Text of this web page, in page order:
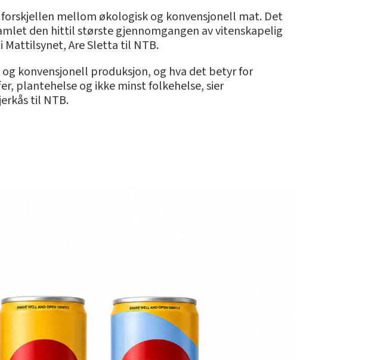
mellom økologisk og konvensjonell mat. Det
den hittil største gjennomgangen av vitenskapelig
Mattilsynet, Are Sletta til NTB.
konvensjonell produksjon, og hva det betyr for
plantehelse og ikke minst folkehelse, sier
til NTB.